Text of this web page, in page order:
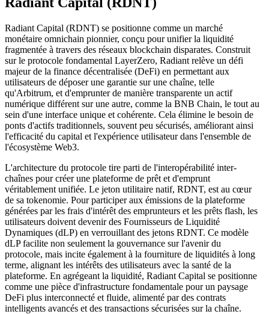
Radiant Capital (RDNT) se positionne comme un marché
monétaire omnichain pionnier, conçu pour unifier la liquidité
fragmentée à travers des réseaux blockchain disparates. Construit
sur le protocole fondamental LayerZero, Radiant relève un défi
majeur de la finance décentralisée (DeFi) en permettant aux
utilisateurs de déposer une garantie sur une chaîne, telle
qu'Arbitrum, et d'emprunter de manière transparente un actif
numérique différent sur une autre, comme la BNB Chain, le tout au
sein d'une interface unique et cohérente. Cela élimine le besoin de
ponts d'actifs traditionnels, souvent peu sécurisés, améliorant ainsi
l'efficacité du capital et l'expérience utilisateur dans l'ensemble de
l'écosystème Web3.
L'architecture du protocole tire parti de l'interopérabilité inter-
chaînes pour créer une plateforme de prêt et d'emprunt
véritablement unifiée. Le jeton utilitaire natif, RDNT, est au cœur
de sa tokenomie. Pour participer aux émissions de la plateforme
générées par les frais d'intérêt des emprunteurs et les prêts flash, les
utilisateurs doivent devenir des Fournisseurs de Liquidité
Dynamiques (dLP) en verrouillant des jetons RDNT. Ce modèle
dLP facilite non seulement la gouvernance sur l'avenir du
protocole, mais incite également à la fourniture de liquidités à long
terme, alignant les intérêts des utilisateurs avec la santé de la
plateforme. En agrégeant la liquidité, Radiant Capital se positionne
comme une pièce d'infrastructure fondamentale pour un paysage
DeFi plus interconnecté et fluide, alimenté par des contrats
intelligents avancés et des transactions sécurisées sur la chaîne.